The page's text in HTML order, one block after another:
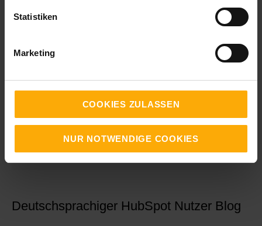
Statistiken
Marketing
COOKIES ZULASSEN
NUR NOTWENDIGE COOKIES
Informationen zum Abbestellen sowie unsere
Datenschutzpraktiken und unsere
finden Sie in unseren
Deutschsprachiger HubSpot Nutzer Blog